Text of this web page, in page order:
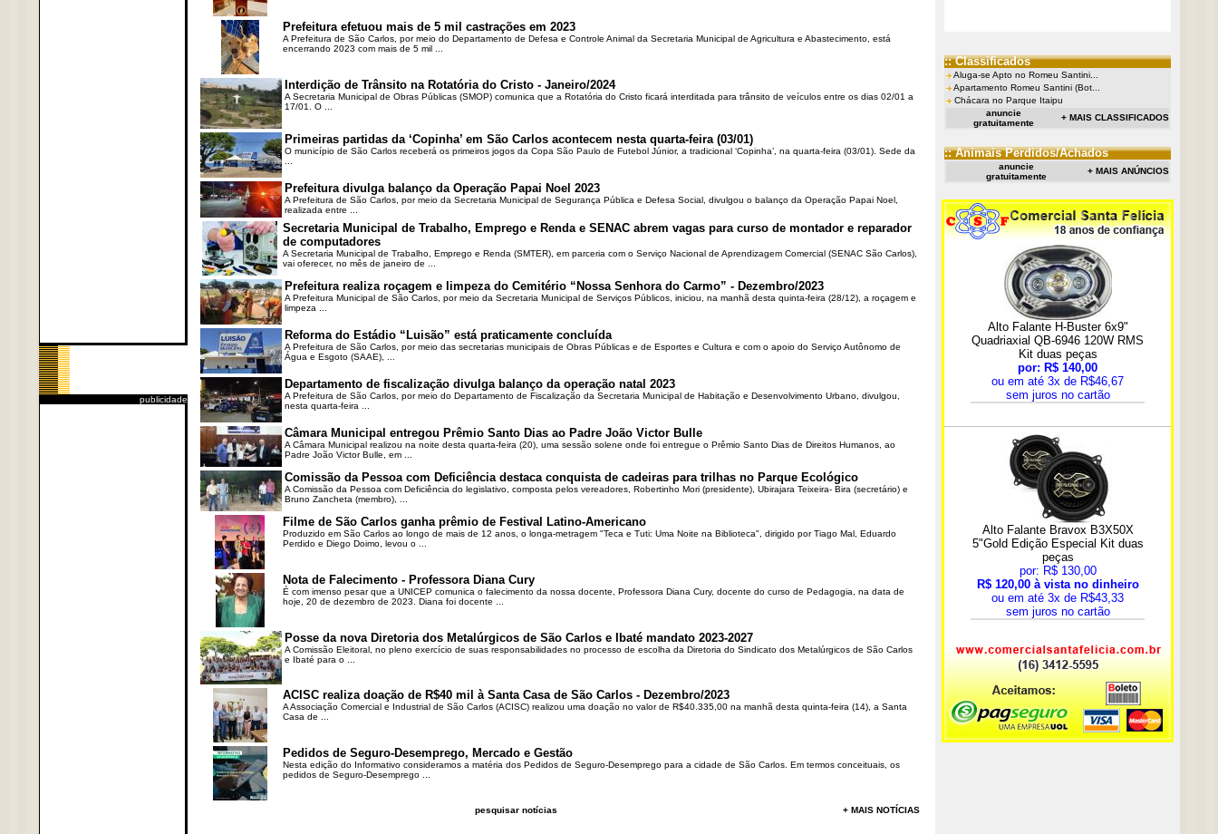
publicidade
Prefeitura efetuou mais de 5 mil castrações em 2023
A Prefeitura de São Carlos, por meio do Departamento de Defesa e Controle Animal da Secretaria Municipal de Agricultura e Abastecimento, está
encerrando 2023 com mais de 5 mil ...
Interdição de Trânsito na Rotatória do Cristo - Janeiro/2024
A Secretaria Municipal de Obras Públicas (SMOP) comunica que a Rotatória do Cristo ficará interditada para trânsito de veículos entre os dias 02/01 a
17/01. O ...
Primeiras partidas da ‘Copinha’ em São Carlos acontecem nesta quarta-feira (03/01)
O município de São Carlos receberá os primeiros jogos da Copa São Paulo de Futebol Júnior, a tradicional ‘Copinha’, na quarta-feira (03/01). Sede da
Prefeitura divulga balanço da Operação Papai Noel 2023
A Prefeitura de São Carlos, por meio da Secretaria Municipal de Segurança Pública e Defesa Social, divulgou o balanço da Operação Papai Noel,
realizada entre ...
Secretaria Municipal de Trabalho, Emprego e Renda e SENAC abrem vagas para curso de montador e reparador
de computadores
A Secretaria Municipal de Trabalho, Emprego e Renda (SMTER), em parceria com o Serviço Nacional de Aprendizagem Comercial (SENAC São Carlos),
vai oferecer, no mês de janeiro de ...
Prefeitura realiza roçagem e limpeza do Cemitério “Nossa Senhora do Carmo” - Dezembro/2023
A Prefeitura Municipal de São Carlos, por meio da Secretaria Municipal de Serviços Públicos, iniciou, na manhã desta quinta-feira (28/12), a roçagem e
limpeza ...
Reforma do Estádio “Luisão” está praticamente concluída
A Prefeitura de São Carlos, por meio das secretarias municipais de Obras Públicas e de Esportes e Cultura e com o apoio do Serviço Autônomo de
Água e Esgoto (SAAE), ...
Departamento de fiscalização divulga balanço da operação natal 2023
A Prefeitura de São Carlos, por meio do Departamento de Fiscalização da Secretaria Municipal de Habitação e Desenvolvimento Urbano, divulgou,
nesta quarta-feira ...
Câmara Municipal entregou Prêmio Santo Dias ao Padre João Victor Bulle
A Câmara Municipal realizou na noite desta quarta-feira (20), uma sessão solene onde foi entregue o Prêmio Santo Dias de Direitos Humanos, ao
Padre João Victor Bulle, em ...
Comissão da Pessoa com Deficiência destaca conquista de cadeiras para trilhas no Parque Ecológico
A Comissão da Pessoa com Deficiência do legislativo, composta pelos vereadores, Robertinho Mori (presidente), Ubirajara Teixeira- Bira (secretário) e
Bruno Zancheta (membro), ...
Filme de São Carlos ganha prêmio de Festival Latino-Americano
Produzido em São Carlos ao longo de mais de 12 anos, o longa-metragem "Teca e Tuti: Uma Noite na Biblioteca", dirigido por Tiago Mal, Eduardo
Perdido e Diego Doimo, levou o ...
Nota de Falecimento - Professora Diana Cury
É com imenso pesar que a UNICEP comunica o falecimento da nossa docente, Professora Diana Cury, docente do curso de Pedagogia, na data de
hoje, 20 de dezembro de 2023. Diana foi docente ...
Posse da nova Diretoria dos Metalúrgicos de São Carlos e Ibaté mandato 2023-2027
A Comissão Eleitoral, no pleno exercício de suas responsabilidades no processo de escolha da Diretoria do Sindicato dos Metalúrgicos de São Carlos
e Ibaté para o ...
ACISC realiza doação de R$40 mil à Santa Casa de São Carlos - Dezembro/2023
A Associação Comercial e Industrial de São Carlos (ACISC) realizou uma doação no valor de R$40.335,00 na manhã desta quinta-feira (14), a Santa
Casa de ...
Pedidos de Seguro-Desemprego, Mercado e Gestão
Nesta edição do Informativo consideramos a matéria dos Pedidos de Seguro-Desemprego para a cidade de São Carlos. Em termos conceituais, os
pedidos de Seguro-Desemprego ...
pesquisar notícias + MAIS NOTÍCIAS
:: Classificados
Aluga-se Apto no Romeu Santini...
Apartamento Romeu Santini (Bot...
Chácara no Parque Itaipu
anuncie
gratuitamente
+ MAIS CLASSIFICADOS
:: Animais Perdidos/Achados
anuncie
gratuitamente
+ MAIS ANÚNCIOS